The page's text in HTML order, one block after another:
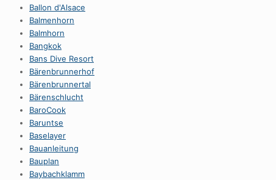
Ballon d'Alsace
Balmenhorn
Balmhorn
Bangkok
Bans Dive Resort
Bärenbrunnerhof
Bärenbrunnertal
Bärenschlucht
BaroCook
Baruntse
Baselayer
Bauanleitung
Bauplan
Baybachklamm